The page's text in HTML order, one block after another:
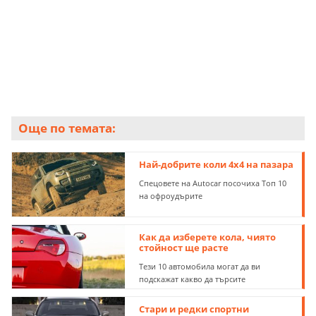
Още по темата:
Най-добрите коли 4x4 на пазара
Спецовете на Autocar посочиха Топ 10
на офроудърите
Как да изберете кола, чиято
стойност ще расте
Тези 10 автомобила могат да ви
подскажат какво да търсите
Стари и редки спортни